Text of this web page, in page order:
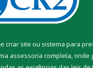
criar site ou sistema para
assessoria completa, onde